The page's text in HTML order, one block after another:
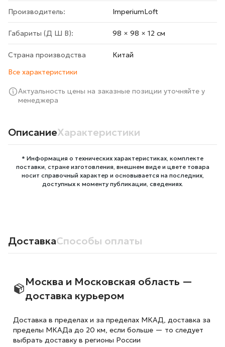
Производитель: ImperiumLoft
Габариты (Д Ш В): 98 × 98 × 12 cм
Страна производства
Китай
Все характеристики
Актуальность цены на заказные позиции уточняйте у
менеджера
ОписаниеХарактеристики
* Информация о технических характеристиках, комплекте
поставки, стране изготовления, внешнем виде и цвете товара
носит справочный характер и основывается на последних,
доступных к моменту публикации, сведениях.
ДоставкаСпособы оплаты
Москва и Московская область —
доставка курьером
Доставка в пределах и за пределах МКАД, доставка за
пределы МКАДа до 20 км, если больше — то следует
выбрать доставку в регионы России